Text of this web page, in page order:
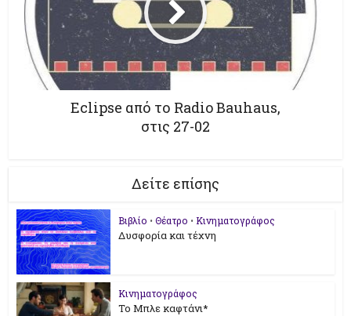
Eclipse από το Radio Bauhaus,
στις 27-02
Δείτε επίσης
Βιβλίο • Θέατρο • Κινηματογράφος
Δυσφορία και τέχνη
Κινηματογράφος
Το Μπλε καφτάνι*